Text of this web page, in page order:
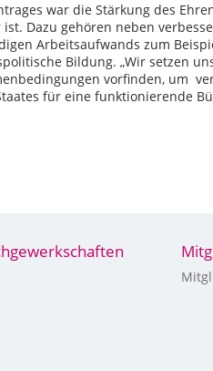
war die Stärkung des
Dazu gehören neben
Arbeitsaufwands zum
Bildung. „Wir setzen
vorfinden, um
für eine funktionierende